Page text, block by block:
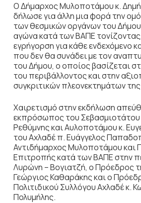
Ο Δήμαρχος Μυλοποτάμου κ.
δήλωσε για άλλη μια φορά την
των θεσμικών οργάνων του Δήμου
αγώνα κατά των ΒΑΠΕ
εγρήγορση για κάθε ενδεχόμενο
που δεν θα συνάδει με τον
του Δήμου, ο οποίος βασίζεται
του περιβάλλοντος και στην
συγκριτικών πλεονεκτημάτων
Χαιρετισμό στην εκδήλωση
εκπρόσωπος του
Ρεθύμνης και Αυλοποτάμου κ.
του Αχλαδέ π. Ευάγγελος
Αντιδήμαρχος Μυλοποτάμου και
Επιτροπής κατά των ΒΑΠΕ στην
Λυρώνη – Βογιατζή, ο Πρόεδρος
Γεώργιος Καθαράκης και ο
Πολιτιδικού Συλλόγου Αχλαδέ κ.
Πολυμήλης.